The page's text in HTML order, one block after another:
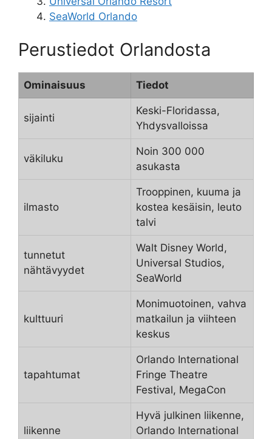
SeaWorld Orlando
Perustiedot Orlandosta
Ominaisuus Tiedot
sijainti
Keski-Floridassa,
Yhdysvalloissa
väkiluku
Noin 300 000
asukasta
ilmasto
Trooppinen, kuuma ja
kostea kesäisin, leuto
talvi
tunnetut
nähtävyydet
Walt Disney World,
Universal Studios,
SeaWorld
kulttuuri
Monimuotoinen, vahva
matkailun ja viihteen
keskus
tapahtumat
Orlando International
Fringe Theatre
Festival, MegaCon
liikenne
Hyvä julkinen liikenne,
Orlando International